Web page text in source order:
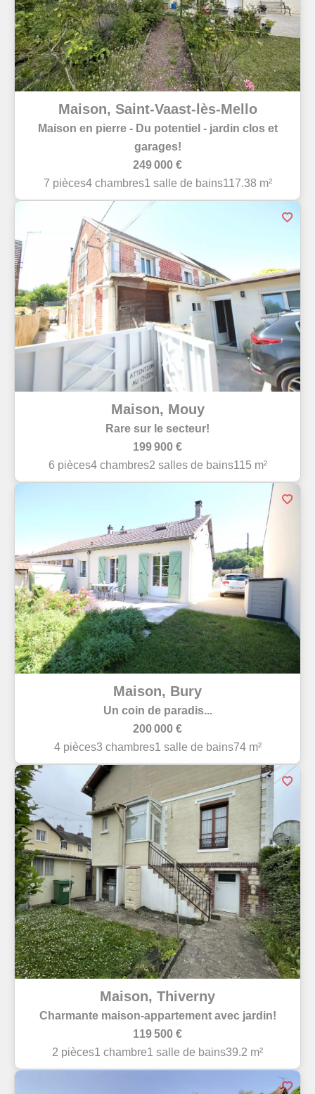
Maison, Saint-Vaast-lès-Mello
Maison en pierre - Du potentiel - jardin clos et
garages!
249 000 €
7 pièces4 chambres1 salle de bains117.38 m²
Maison, Mouy
Rare sur le secteur!
199 900 €
6 pièces4 chambres2 salles de bains115 m²
Maison, Bury
Un coin de paradis...
200 000 €
4 pièces3 chambres1 salle de bains74 m²
Maison, Thiverny
Charmante maison-appartement avec jardin!
119 500 €
2 pièces1 chambre1 salle de bains39.2 m²